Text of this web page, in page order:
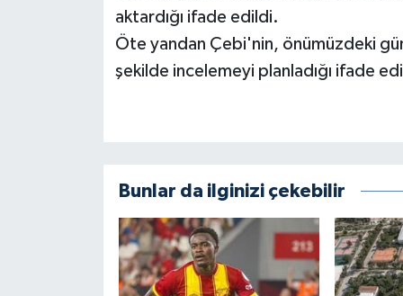
aktardığı ifade edildi.
Öte yandan Çebi'nin, önümüzdeki
şekilde incelemeyi planladığı ifade
Bunlar da ilginizi çekebilir